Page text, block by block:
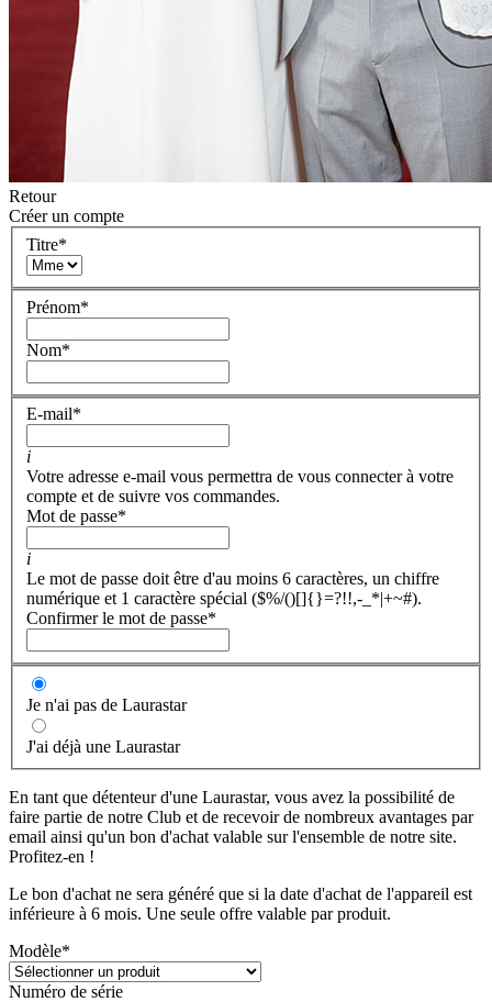
Retour
Créer un compte
Titre*
Prénom*
Nom*
E-mail*
i
Votre adresse e-mail vous permettra de vous connecter à votre
compte et de suivre vos commandes.
Mot de passe*
i
Le mot de passe doit être d'au moins 6 caractères, un chiffre
numérique et 1 caractère spécial ($%/()[]{}=?!!,-_*|+~#).
Confirmer le mot de passe*
Je n'ai pas de Laurastar
J'ai déjà une Laurastar
En tant que détenteur d'une Laurastar, vous avez la possibilité de
faire partie de notre Club et de recevoir de nombreux avantages par
email ainsi qu'un bon d'achat valable sur l'ensemble de notre site.
Profitez-en !
Le bon d'achat ne sera généré que si la date d'achat de l'appareil est
inférieure à 6 mois. Une seule offre valable par produit.
Modèle*
Numéro de série